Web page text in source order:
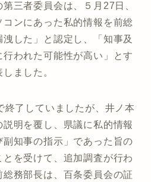
三者委員会は、５月27日、
コンにあった私的情報を前総
した」と認定し、「知事及
われた可能性が高い」とす
ました。
了していましたが、井ノ本
明を覆し、県議に私的情報
知事の指示」であった旨の
を受けて、追加調査が行わ
務部長は、百条委員会の証